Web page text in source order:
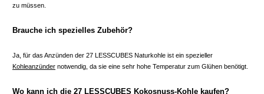
zu müssen.
Brauche ich spezielles Zubehör?
Ja, für das Anzünden der 27 LESSCUBES Naturkohle ist ein spezieller
Kohleanzünder notwendig, da sie eine sehr hohe Temperatur zum Glühen benötigt.
Wo kann ich die 27 LESSCUBES Kokosnuss-Kohle kaufen?